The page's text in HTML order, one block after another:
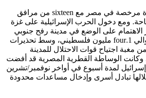
هناك 3 منشآت مقامرة مرخصة في مصر مع sixteen من مرافق
ومع دخول الحرب الإسرائيلية على غزة
على الوضع في مدينة رفح جنوبي
القطاع حيث يعيش حوالي 1.four مليون فلسطيني، وسط تحذيرات
مغبة اجتياح قوات الاحتلال للمدينة
وكانت الوساطة القطرية المصرية قد أفضت
لمدة أسبوع في أواخر نوفمبر/تشرين
تبادل أسرى وإدخال مساعدات محدودة